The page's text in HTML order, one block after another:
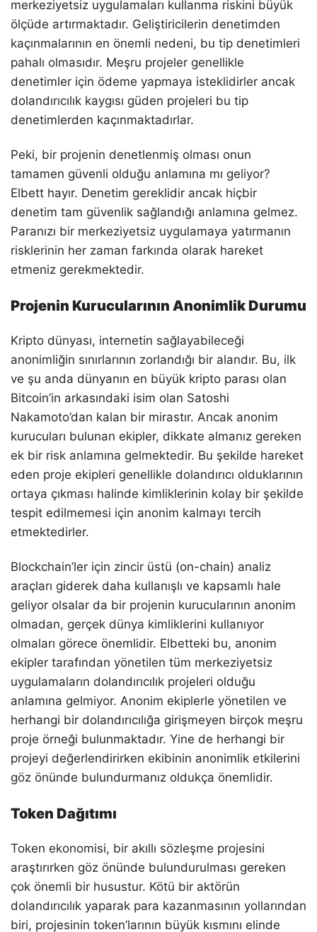
merkeziyetsiz uygulamaları kullanma riskini büyük
ölçüde artırmaktadır. Geliştiricilerin denetimden
kaçınmalarının en önemli nedeni, bu tip denetimleri
pahalı olmasıdır. Meşru projeler genellikle
denetimler için ödeme yapmaya isteklidirler ancak
dolandırıcılık kaygısı güden projeleri bu tip
denetimlerden kaçınmaktadırlar.
Peki, bir projenin denetlenmiş olması onun
tamamen güvenli olduğu anlamına mı geliyor?
Elbett hayır. Denetim gereklidir ancak hiçbir
denetim tam güvenlik sağlandığı anlamına gelmez.
Paranızı bir merkeziyetsiz uygulamaya yatırmanın
risklerinin her zaman farkında olarak hareket
etmeniz gerekmektedir.
Projenin Kurucularının Anonimlik Durumu
Kripto dünyası, internetin sağlayabileceği
anonimliğin sınırlarının zorlandığı bir alandır. Bu, ilk
ve şu anda dünyanın en büyük kripto parası olan
Bitcoin’in arkasındaki isim olan Satoshi
Nakamoto’dan kalan bir mirastır. Ancak anonim
kurucuları bulunan ekipler, dikkate almanız gereken
ek bir risk anlamına gelmektedir. Bu şekilde hareket
eden proje ekipleri genellikle dolandırıcı olduklarının
ortaya çıkması halinde kimliklerinin kolay bir şekilde
tespit edilmemesi için anonim kalmayı tercih
etmektedirler.
Blockchain’ler için zincir üstü (on-chain) analiz
araçları giderek daha kullanışlı ve kapsamlı hale
geliyor olsalar da bir projenin kurucularının anonim
olmadan, gerçek dünya kimliklerini kullanıyor
olmaları görece önemlidir. Elbetteki bu, anonim
ekipler tarafından yönetilen tüm merkeziyetsiz
uygulamaların dolandırıcılık projeleri olduğu
anlamına gelmiyor. Anonim ekiplerle yönetilen ve
herhangi bir dolandırıcılığa girişmeyen birçok meşru
proje örneği bulunmaktadır. Yine de herhangi bir
projeyi değerlendirirken ekibinin anonimlik etkilerini
göz önünde bulundurmanız oldukça önemlidir.
Token Dağıtımı
Token ekonomisi, bir akıllı sözleşme projesini
araştırırken göz önünde bulundurulması gereken
çok önemli bir husustur. Kötü bir aktörün
dolandırıcılık yaparak para kazanmasının yollarından
biri, projesinin token’larının büyük kısmını elinde